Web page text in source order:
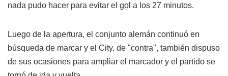
nada pudo hacer para evitar el gol a los 27 minutos.
Luego de la apertura, el conjunto alemán continuó en
búsqueda de marcar y el City, de "contra", también dispuso
de sus ocasiones para ampliar el marcador y el partido se